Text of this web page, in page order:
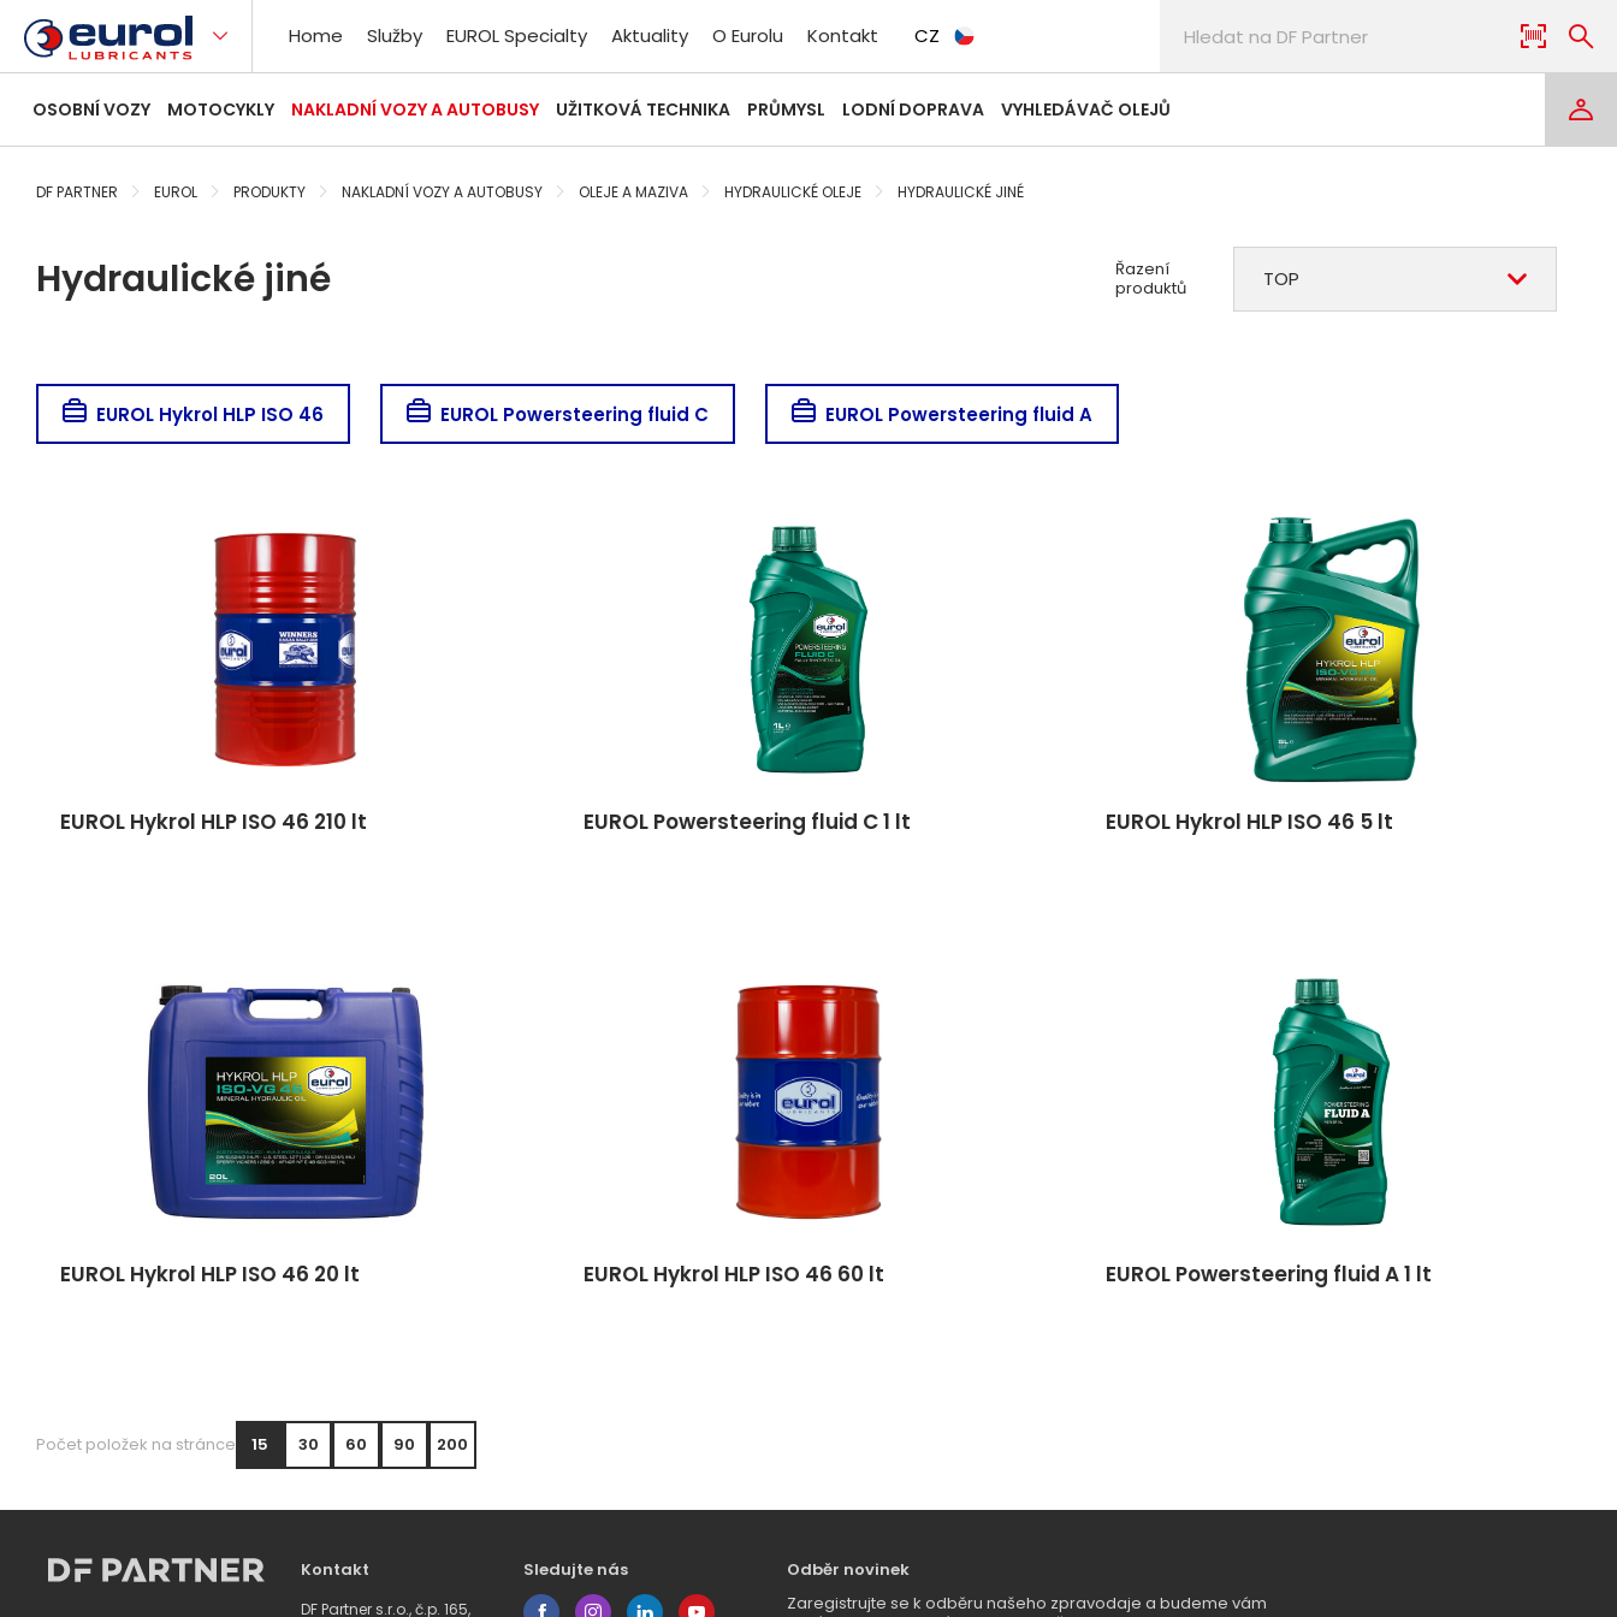
Home Služby EUROL Specialty Aktuality O Eurolu Kontakt CZ
OSOBNÍ VOZY MOTOCYKLY NAKLADNÍ VOZY A AUTOBUSY UŽITKOVÁ TECHNIKA PRŮMYSL LODNÍ DOPRAVA VYHLEDÁVAČ OLEJŮ
DF PARTNER EUROL PRODUKTY NAKLADNÍ VOZY A AUTOBUSY OLEJE A MAZIVA HYDRAULICKÉ OLEJE HYDRAULICKÉ JINÉ
Hydraulické jiné
Řazení
produktů
TOP
EUROL Hykrol HLP ISO 46 EUROL Powersteering fluid C EUROL Powersteering fluid A
EUROL Hykrol HLP ISO 46 210 lt EUROL Powersteering fluid C 1 lt EUROL Hykrol HLP ISO 46 5 lt
EUROL Hykrol HLP ISO 46 20 lt EUROL Hykrol HLP ISO 46 60 lt EUROL Powersteering fluid A 1 lt
Počet položek na stránce 15 30 60 90 200
Kontakt
DF Partner s.r.o., č.p. 165,
Sledujte nás
Odběr novinek
Zaregistrujte se k odběru našeho zpravodaje a budeme vám